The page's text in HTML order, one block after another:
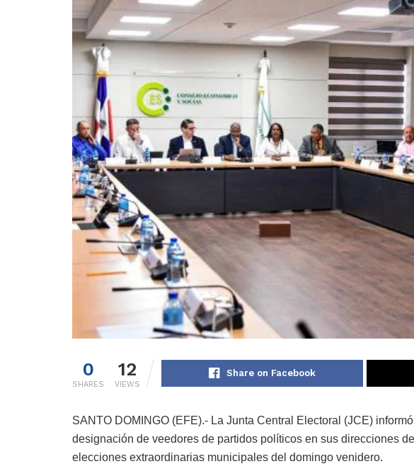
0
SHARES
12
VIEWS
Share on Facebook
SANTO DOMINGO (EFE).- La Junta Central Electoral (JCE)
designación de veedores de partidos políticos en sus direcciones
elecciones extraordinarias municipales del domingo venidero.